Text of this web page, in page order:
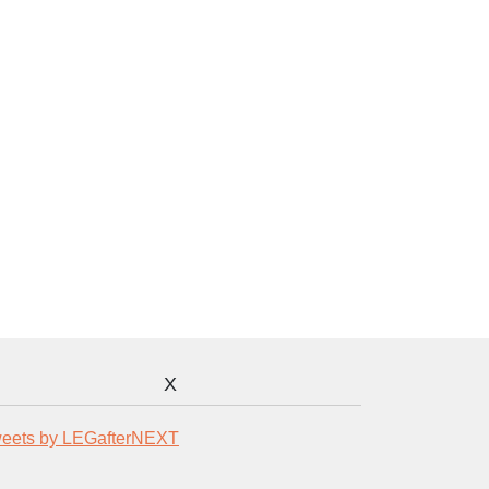
X
by LEGafterNEXT